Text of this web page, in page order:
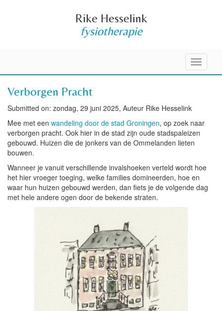
Rike Hesselink
fysiotherapie
Toggle
Verborgen Pracht
Submitted on: zondag, 29 juni 2025, Auteur Rike Hesselink
Mee met een wandeling door de stad Groningen, op zoek naar
verborgen pracht. Ook hier in de stad zijn oude stadspaleizen
gebouwd. Huizen die de jonkers van de Ommelanden lieten
bouwen.
Wanneer je vanuit verschillende invalshoeken verteld wordt hoe
het hier vroeger toeging, welke families domineerden, hoe en
waar hun huizen gebouwd werden, dan fiets je de volgende dag
met hele andere ogen door de bekende straten.